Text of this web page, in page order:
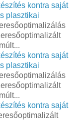
kontra saját
plasztikai
kontra saját
plasztikai
kontra saját